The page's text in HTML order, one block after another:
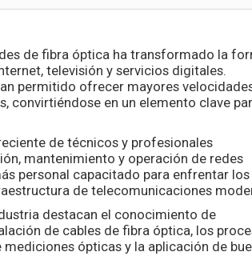
de fibra óptica ha transformado la
televisión y servicios digitales.
permitido ofrecer mayores
convirtiéndose en un elemento clave
de técnicos y profesionales
mantenimiento y operación de redes
personal capacitado para enfrentar los
de telecomunicaciones
destacan el conocimiento de
de cables de fibra óptica, los
ópticas y la aplicación de
Oportunidad
Certificación